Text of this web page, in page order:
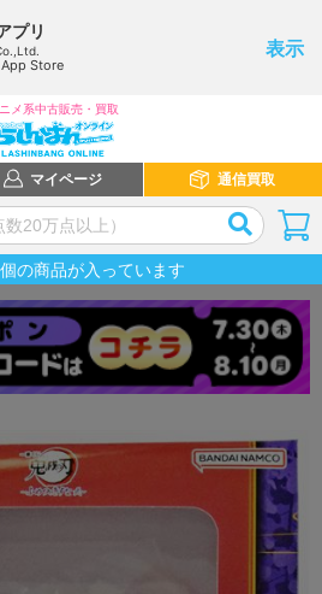
プリ
App Store
表示
メ系中古販売・買取
マイページ 通信買取
個の商品が入っています